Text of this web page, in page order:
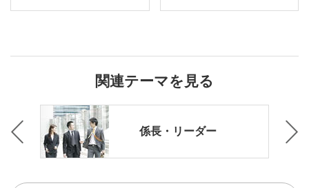
関連テーマを見る
・
係長・リーダー